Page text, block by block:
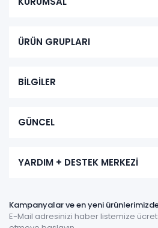
ÜRÜN GRUPLARI
BİLGİLER
GÜNCEL
YARDIM + DESTEK MERKEZİ
Kampanyalar ve en yeni
E-Mail adresinizi haber listemize